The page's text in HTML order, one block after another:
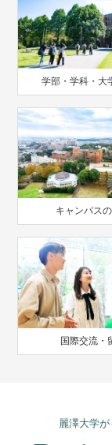
学部・学科・大
キャンパス
国際交流・
麗澤大学